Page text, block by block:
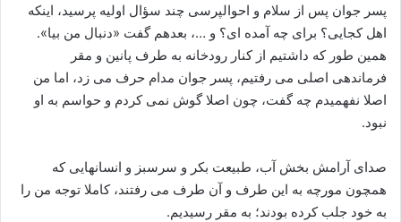
پسر جوان پس از سلام و احوالپرسی چند سؤال اولیه پرسید، اینکه
اهل کجایی؟ برای چه آمده ای؟ و …، بعدهم گفت «دنبال من بیا».
همین طور که داشتیم از کنار رودخانه به طرف پانین و مقر
فرماندهی اصلی می رفتیم، پسر جوان مدام حرف می زد، اما من
اصلا نفهمیدم چه گفت، چون اصلا گوش نمی کردم و حواسم به او
نبود.
صدای آرامش بخش آب، طبیعت بکر و سرسبز و انسانهایی که
همچون مورچه به این طرف و آن طرف می رفتند، کاملا توجه من را
به خود جلب کرده بودند؛ به مقر رسیدیم.